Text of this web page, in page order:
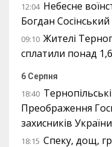
12:04 Небесне
Богдан
09:10 Жителі
сплатили понад
6 Серпня
18:40
Преображення
захисників України
18:15 Спеку, дощ,